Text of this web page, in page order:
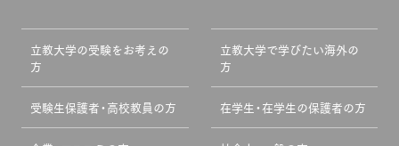
立教大学の受験をお考えの
方
立教大学で学びたい海外の
方
受験生保護者・高校教員の方 在学生・在学生の保護者の方